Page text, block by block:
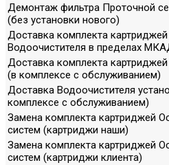
Демонтаж фильтра Проточной
(без установки нового)
Доставка комплекта
Водоочистителя в пределах
Доставка комплекта
(в комплексе с обслуживанием)
Доставка Водоочистителя
комплексе с обслуживанием)
Замена комплекта картриджей
систем (картриджи наши)
Замена комплекта картриджей
систем (картриджи клиента)